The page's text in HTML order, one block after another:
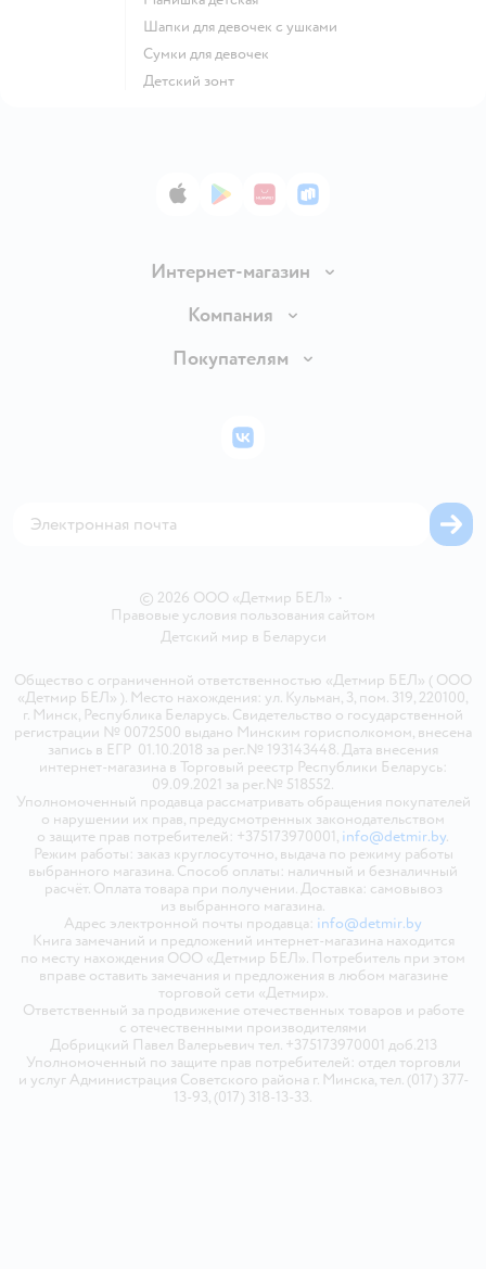
Шапки для девочек с ушками
Сумки для девочек
Детский зонт
App StoreGoogle Play
AppGallery
RuStore
Интернет-магазин
Доставка и оплата
Правила продажи
Политика использования файлов cookie
Компания
Вакансии
Покупателям
Бонусные карты
© 2026 ООО «Детмир БЕЛ» •
Правовые условия пользования сайтом
Детский мир в Беларуси
Общество с ограниченной ответственностью «Детмир БЕЛ» ( ООО
«Детмир БЕЛ» ). Место нахождения: ул. Кульман, 3, пом. 319, 220100,
г. Минск, Республика Беларусь. Свидетельство о государственной
регистрации № 0072500 выдано Минским горисполкомом, внесена
запись в ЕГР 01.10.2018 за рег.№ 193143448. Дата внесения
интернет-магазина в Торговый реестр Республики Беларусь:
09.09.2021 за рег.№ 518552.
Уполномоченный продавца рассматривать обращения покупателей
о нарушении их прав, предусмотренных законодательством
о защите прав потребителей: +375173970001, info@detmir.by.
Режим работы: заказ круглосуточно, выдача по режиму работы
выбранного магазина. Способ оплаты: наличный и безналичный
расчёт. Оплата товара при получении. Доставка: самовывоз
из выбранного магазина.
Адрес электронной почты продавца: info@detmir.by
Книга замечаний и предложений интернет-магазина находится
по месту нахождения ООО «Детмир БЕЛ». Потребитель при этом
вправе оставить замечания и предложения в любом магазине
торговой сети «Детмир».
Ответственный за продвижение отечественных товаров и работе
с отечественными производителями
Добрицкий Павел Валерьевич тел. +375173970001 доб.213
Уполномоченный по защите прав потребителей: отдел торговли
и услуг Администрация Советского района г. Минска, тел. (017) 377-
13-93, (017) 318-13-33.
ВКонтакте